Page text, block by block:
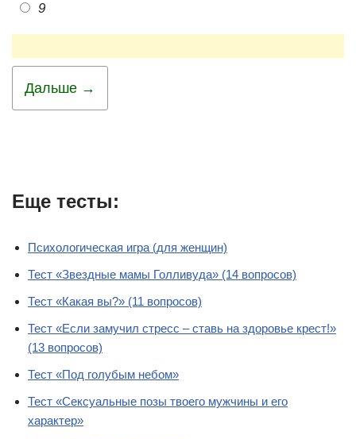
9
Дальше →
Еще тесты:
Психологическая игра (для женщин)
Тест «Звездные мамы Голливуда» (14 вопросов)
Тест «Какая вы?» (11 вопросов)
Тест «Если замучил стресс – ставь на здоровье крест!»
(13 вопросов)
Тест «Под голубым небом»
Тест «Сексуальные позы твоего мужчины и его
характер»